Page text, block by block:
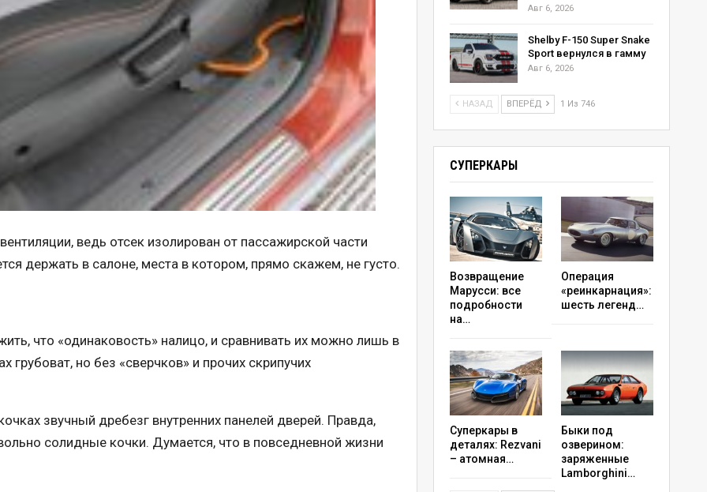
ведь отсек изолирован от пассажирской части
держать в салоне, места в котором, прямо скажем, не густо.
что «одинаковость» налицо, и сравнивать их можно лишь в
но без «сверчков» и прочих скрипучих
звучный дребезг внутренних панелей дверей. Правда,
солидные кочки. Думается, что в повседневной жизни
Авг 6, 2026
Shelby F-150 Super Snake
Sport вернулся в гамму
Авг 6, 2026
НАЗАД ВПЕРЁД 1 Из 746
СУПЕРКАРЫ
Возвращение
Марусси: все
подробности
на…
Операция
«реинкарнация»:
шесть легенд…
Суперкары в
деталях: Rezvani
– атомная…
Быки под
озверином:
заряженные
Lamborghini…